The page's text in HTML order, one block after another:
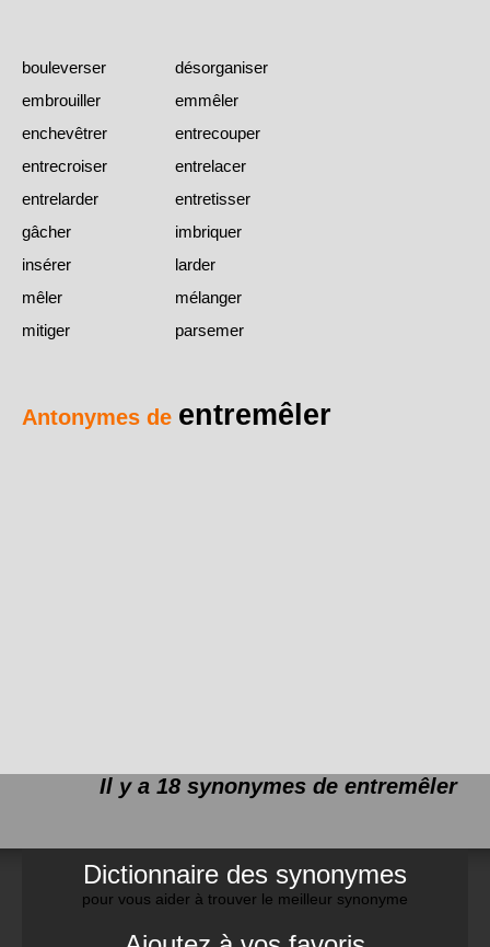
bouleverser
désorganiser
embrouiller
emmêler
enchevêtrer
entrecouper
entrecroiser
entrelacer
entrelarder
entretisser
gâcher
imbriquer
insérer
larder
mêler
mélanger
mitiger
parsemer
Antonymes de entremêler
Il y a 18 synonymes de entremêler
Dictionnaire des synonymes
pour vous aider à trouver le meilleur synonyme